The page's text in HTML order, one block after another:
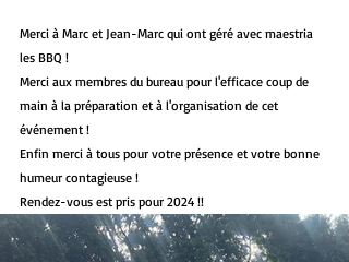
Merci à Marc et Jean-Marc qui ont géré avec maestria
les BBQ !
Merci aux membres du bureau pour l'efficace coup de
main à la préparation et à l'organisation de cet
événement !
Enfin merci à tous pour votre présence et votre bonne
humeur contagieuse !
Rendez-vous est pris pour 2024 !!